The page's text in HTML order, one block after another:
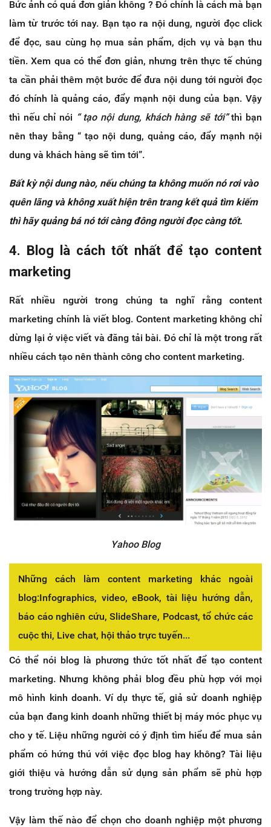
Bức ảnh có quá đơn giản không ? Đó chính là cách mà bạn
làm từ trước tới nay. Bạn tạo ra nội dung, người đọc click
để đọc, sau cùng họ mua sản phẩm, dịch vụ và bạn thu
tiền. Xem qua có thể đơn giản, nhưng trên thực tế chúng
ta cần phải thêm một bước để đưa nội dung tới người đọc
đó chính là quảng cáo, đẩy mạnh nội dung của bạn. Vậy
thì nếu chỉ nói “ tạo nội dung, khách hàng sẽ tới”thì bạn
nên thay bằng “ tạo nội dung, quảng cáo, đẩy mạnh nội
dung và khách hàng sẽ tìm tới”.
Bất kỳ nội dung nào, nếu chúng ta không muốn nó rơi vào
quên lãng và không xuất hiện trên trang kết quả tìm kiếm
thì hãy quảng bá nó tới càng đông người đọc càng tốt.
4. Blog là cách tốt nhất để tạo content
marketing
Rất nhiều người trong chúng ta nghĩ rằng content
marketing chính là viết blog. Content marketing không chỉ
dừng lại ở việc viết và đăng tải bài. Đó chỉ là một trong rất
nhiều cách tạo nên thành công cho content marketing.
Yahoo Blog
Những cách làm content marketing khác ngoài
blog:Infographics, video, eBook, tài liệu hướng dẫn,
báo cáo nghiên cứu, SlideShare, Podcast, tổ chức các
cuộc thi, Live chat, hội thảo trực tuyến...
Có thể nói blog là phương thức tốt nhất để tạo content
marketing. Nhưng không phải blog đều phù hợp với mọi
mô hình kinh doanh. Ví dụ thực tế, giả sử doanh nghiệp
của bạn đang kinh doanh những thiết bị máy móc phục vụ
cho y tế. Liệu những người có ý định tìm hiểu để mua sản
phẩm có hứng thú với việc đọc blog hay không? Tài liệu
giới thiệu và hướng dẫn sử dụng sản phẩm sẽ phù hợp
trong trường hợp này.
Vậy làm thế nào để chọn cho doanh nghiệp một phương